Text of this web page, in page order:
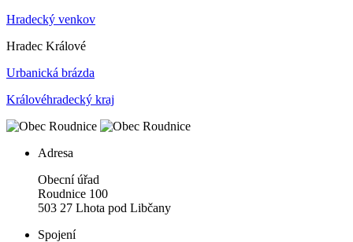
Hradecký venkov
Hradec Králové
Urbanická brázda
Královéhradecký kraj
Adresa
Obecní úřad
Roudnice 100
503 27 Lhota pod Libčany
Spojení